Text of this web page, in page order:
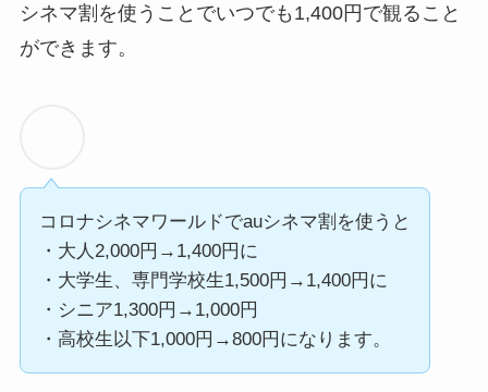
シネマ割を使うことでいつでも1,400円で観ること
ができます。
コロナシネマワールドでauシネマ割を使うと
・大人2,000円→1,400円に
・大学生、専門学校生1,500円→1,400円に
・シニア1,300円→1,000円
・高校生以下1,000円→800円になります。